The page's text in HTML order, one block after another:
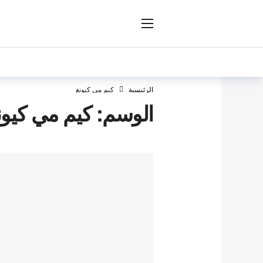
الرئيسية كيم مي كيونغ
الوسم:كيم مي